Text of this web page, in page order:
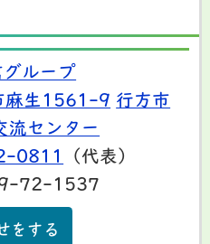
ループ
麻生1561-9 行方市
流センター
0811
（代表）
72-1537
をする